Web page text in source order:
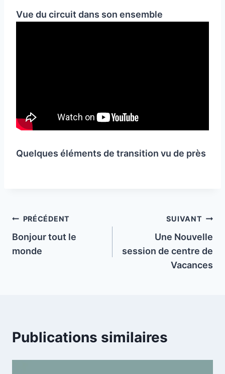
Vue du circuit dans son ensemble
Quelques éléments de transition vu de près
Navigation
de
PRÉCÉDENT
Bonjour tout le
monde
SUIVANT
Une Nouvelle
session de centre de
Vacances
Publications similaires